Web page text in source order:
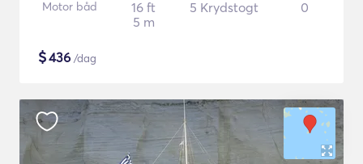
Motor båd
16 ft
5 m
5 Krydstogt 0
$436 /dag